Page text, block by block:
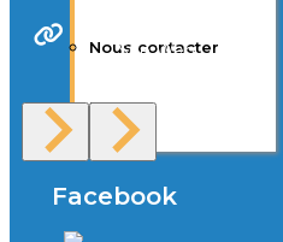
Nous contacter
F.A.Q
Site Web
Facebook